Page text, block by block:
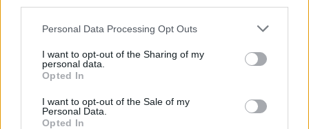
Personal Data Processing Opt Outs
I want to opt-out of the Sharing of my
personal data.
Opted In
I want to opt-out of the Sale of my
Personal Data.
Opted In